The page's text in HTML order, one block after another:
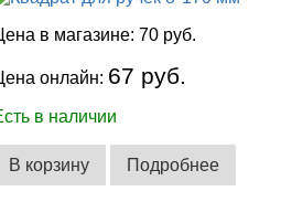
в магазине: 70 руб.
онлайн: 67 руб.
в наличии
В корзину Подробнее